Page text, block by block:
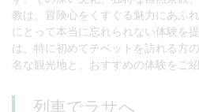
教は、冒険心をくすぐる魅力にあふ
にとって本当に忘れられない体験を
は、特に初めてチベットを訪れる方
名な観光地と、おすすめの体験をご紹
列車でラサへ